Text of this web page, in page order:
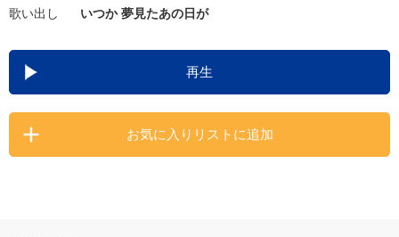
DAMの新曲・ランキングなど
カラオケ最新情報をチェック！
歌い出し
いつか 夢見たあの日が
再生
お気に入りリストに追加